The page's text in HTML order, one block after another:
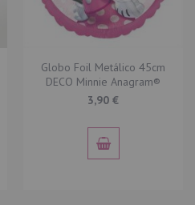
Globo Foil Metálico 45cm
DECO Minnie Anagram®
3,90 €